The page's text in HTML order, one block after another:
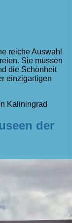
reiche Auswahl
Sie müssen
die Schönheit
einzigartigen
Kaliningrad
der